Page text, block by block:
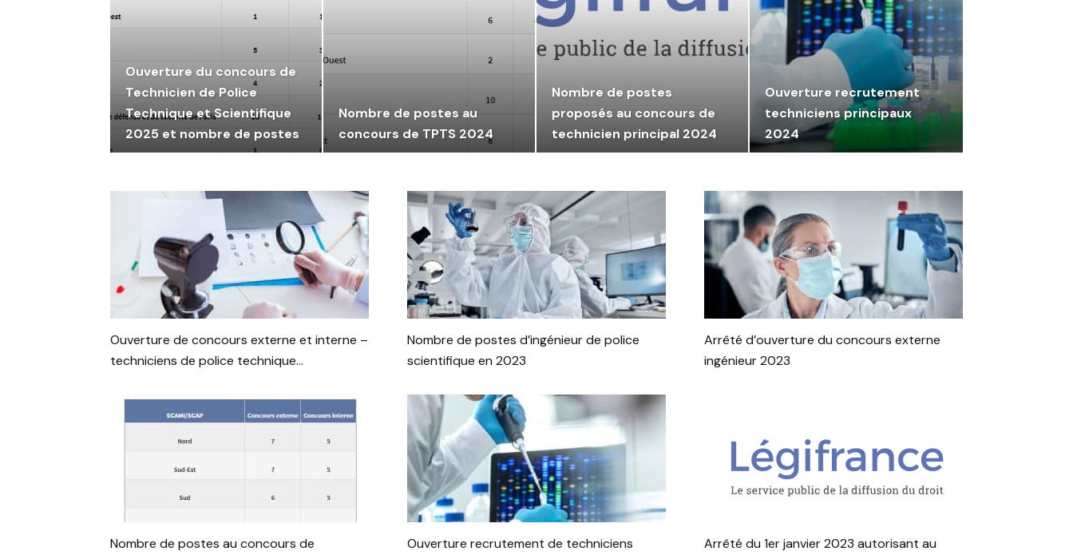
Ouverture du concours de
Technicien de Police
Technique et Scientifique
2025 et nombre de postes
Nombre de postes au
concours de TPTS 2024
Nombre de postes
proposés au concours de
technicien principal 2024
Ouverture recrutement
techniciens principaux
2024
Ouverture de concours externe et interne –
techniciens de police technique...
Nombre de postes d’ingénieur de police
scientifique en 2023
Arrêté d’ouverture du concours externe
ingénieur 2023
Nombre de postes au concours de
Ouverture recrutement de techniciens
Arrêté du 1er janvier 2023 autorisant au